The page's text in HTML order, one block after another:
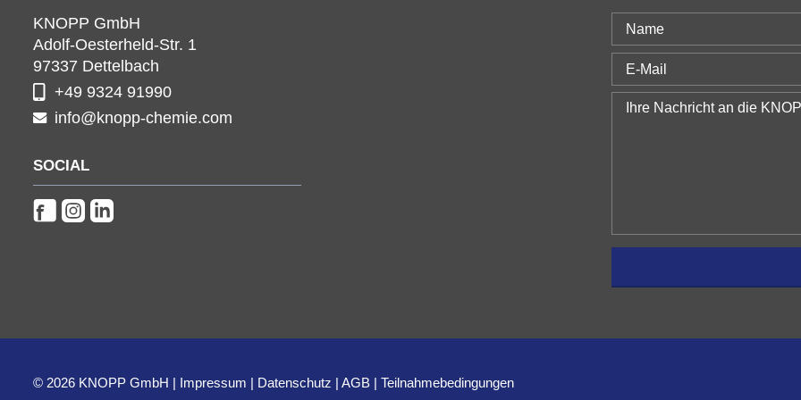
KNOPP GmbH
Adolf-Oesterheld-Str. 1
97337 Dettelbach
+49 9324 91990
info@knopp-chemie.com
SOCIAL
© 2026 KNOPP GmbH Impressum Datenschutz AGB Teilnahmebedingungen